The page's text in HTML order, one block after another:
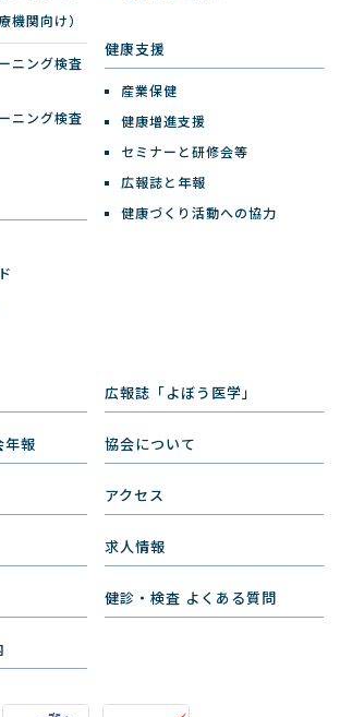
機関向け）
ニング検査
ニング検査
健康支援
産業保健
健康増進支援
セミナーと研修会等
広報誌と年報
健康づくり活動への協力
広報誌「よぼう医学」
年報 協会について
アクセス
求人情報
健診・検査 よくある質問